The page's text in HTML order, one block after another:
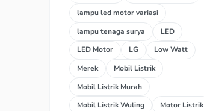
lampu led motor variasi
lampu tenaga surya
LED
LED Motor
LG
Low Watt
Merek
Mobil Listrik
Mobil Listrik Murah
Mobil Listrik Wuling
Motor Listrik